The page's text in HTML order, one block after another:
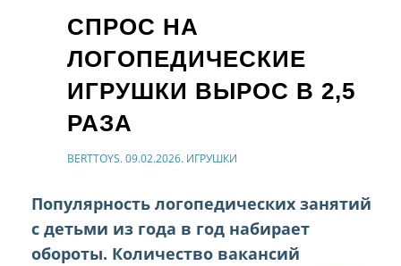
СПРОС НА
ЛОГОПЕДИЧЕСКИЕ
ИГРУШКИ ВЫРОС В 2,5
РАЗА
BERTTOYS. 09.02.2026. ИГРУШКИ
Популярность логопедических занятий
с детьми из года в год набирает
обороты. Количество вакансий